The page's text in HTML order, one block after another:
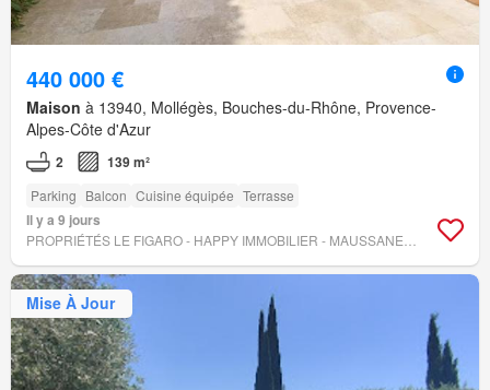
440 000 €
Maison à 13940, Mollégès, Bouches-du-Rhône, Provence-
Alpes-Côte d'Azur
2 139 m²
Parking Balcon Cuisine équipée Terrasse
Il y a 9 jours
Mise À Jour